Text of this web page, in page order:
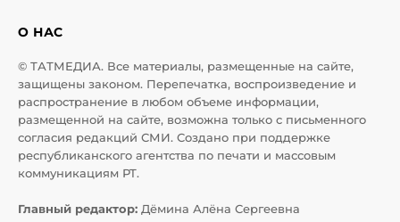
О НАС
© ТАТМЕДИА. Все материалы, размещенные на сайте,
защищены законом. Перепечатка, воспроизведение и
распространение в любом объеме информации,
размещенной на сайте, возможна только с письменного
согласия редакций СМИ. Создано при поддержке
республиканского агентства по печати и массовым
коммуникациям РТ.
Главный редактор: Дёмина Алёна Сергеевна